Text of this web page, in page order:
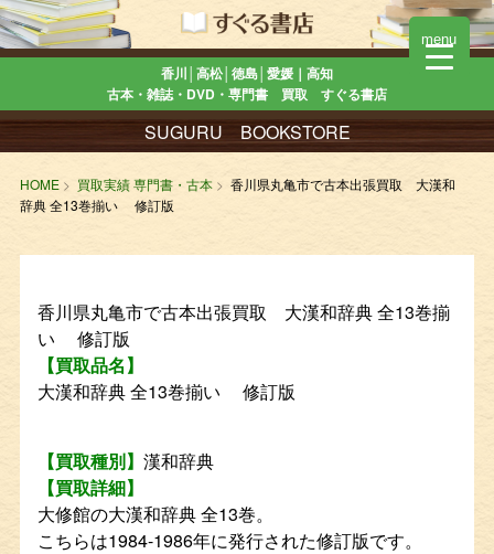
香川│高松│徳島│愛媛｜高知
古本・雑誌・DVD・専門書 買取 すぐる書店
SUGURU BOOKSTORE
HOME 買取実績 専門書・古本
香川県丸亀市で古本出張買取 大漢和
辞典 全13巻揃い 修訂版
香川県丸亀市で古本出張買取 大漢和辞典 全13巻揃
い 修訂版
【買取品名】
大漢和辞典 全13巻揃い 修訂版
【買取種別】 漢和辞典
【買取詳細】
大修館の大漢和辞典 全13巻。
こちらは1984-1986年に発行された修訂版です。
menu